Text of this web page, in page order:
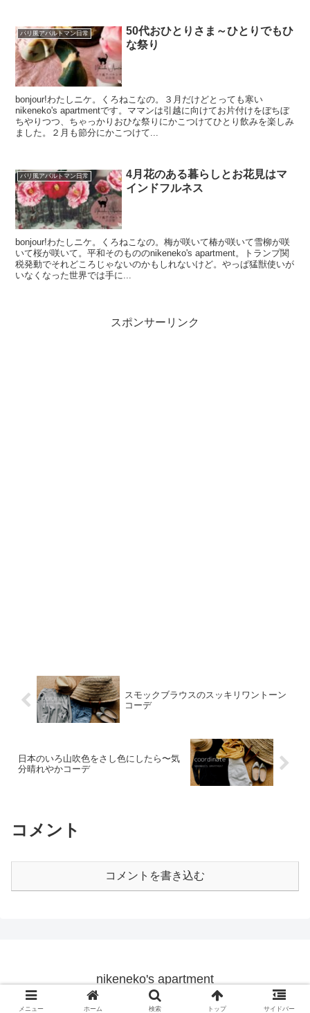
パリ風アパルトマン日常
50代おひとりさま～ひとりでもひ
な祭り
bonjour!わたしニケ。くろねこなの。３月だけどとっても寒い
nikeneko's apartmentです。ママンは引越に向けてお片付けをぼちぼ
ちやりつつ、ちゃっかりおひな祭りにかこつけてひとり飲みを楽しみ
ました。２月も節分にかこつけて...
パリ風アパルトマン日常
4月花のある暮らしとお花見はマ
インドフルネス
bonjour!わたしニケ。くろねこなの。梅が咲いて椿が咲いて雪柳が咲
いて桜が咲いて。平和そのもののnikeneko's apartment。トランプ関
税発動でそれどころじゃないのかもしれないけど。やっぱ猛獣使いが
いなくなった世界では手に...
スポンサーリンク
スモックブラウスのスッキリワントーン
コーデ
日本のいろ山吹色をさし色にしたら〜気
分晴れやかコーデ
コメント
コメントを書き込む
nikeneko's apartment
© 2019 nikeneko's apartment.
メニュー ホーム 検索 トップ サイドバー